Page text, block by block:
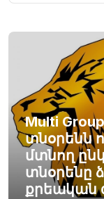
Multi
տնօրենն
մտնող
տնօրենը
քրեական